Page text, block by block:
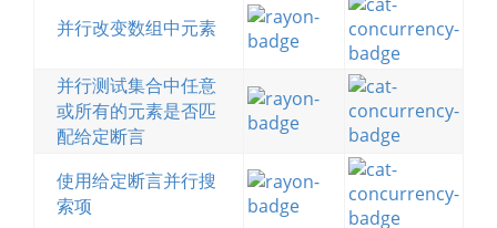
并行改变数组中元素
并行测试集合中任意
或所有的元素是否匹
配给定断言
使用给定断言并行搜
索项